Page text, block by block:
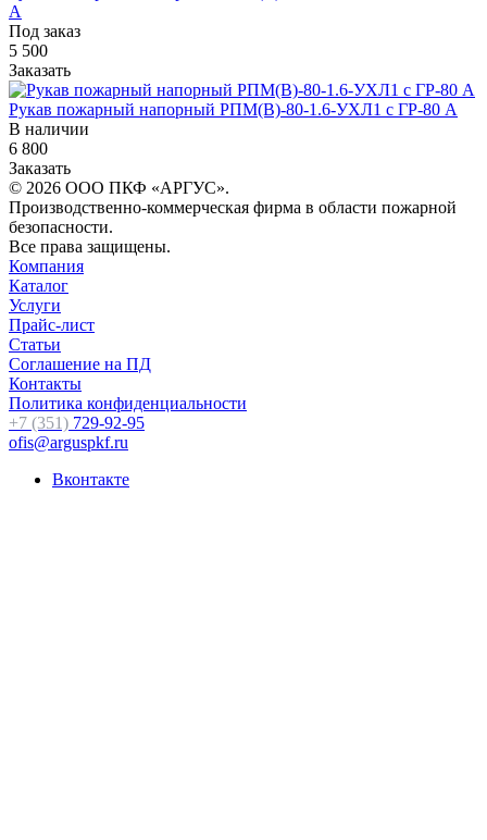
А
Под заказ
5 500
Заказать
Рукав пожарный напорный РПМ(В)-80-1.6-УХЛ1 с ГР-80 А
В наличии
6 800
Заказать
© 2026 ООО ПКФ «АРГУС».
Производственно-коммерческая фирма в области пожарной
безопасности.
Все права защищены.
Компания
Каталог
Услуги
Прайс-лист
Статьи
Соглашение на ПД
Контакты
Политика конфиденциальности
+7 (351) 729-92-95
ofis@arguspkf.ru
Вконтакте